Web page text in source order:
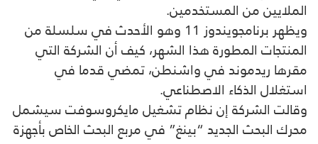
الملايين من المستخدمين.
ويظهر برنامجويندوز 11 وهو الأحدث في سلسلة من
المنتجات المطورة هذا الشهر، كيف أن الشركة التي
مقرها ريدموند في واشنطن، تمضي قدما في
استغلال الذكاء الاصطناعي.
وقالت الشركة إن نظام تشغيل مايكروسوفت سيشمل
محرك البحث الجديد “بينغ” في مربع البحث الخاص بأجهزة